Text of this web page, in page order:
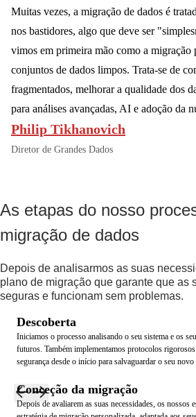
Muitas vezes, a migração de dados é
nos bastidores, algo que deve ser
vimos em primeira mão como a migração
conjuntos de dados limpos. Trata-se de
fragmentados, melhorar a qualidade dos
para análises avançadas, AI e adoção da
Philip Tikhanovich
Diretor de Grandes Dados
As etapas do nosso
migração de dados
Depois de analisarmos as suas
plano de migração que garante que as
seguras e funcionam sem problemas.
Descoberta
Iniciamos o processo analisando o seu sistema e os
futuros. Também implementamos protocolos rigorosos
segurança desde o início para salvaguardar o seu
Conceção da migração
Depois de avaliarem as suas necessidades, os nossos